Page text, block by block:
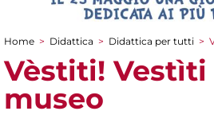
Tu sei qui
Home > Didattica > Didattica per tutti >
Vèstiti! Vestìti
museo